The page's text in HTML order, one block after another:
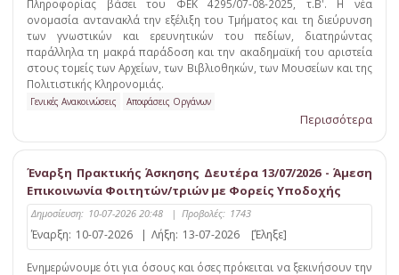
Πληροφορίας βάσει του ΦΕΚ 4295/07-08-2025, τ.Β'. Η νέα
ονομασία αντανακλά την εξέλιξη του Τμήματος και τη διεύρυνση
των γνωστικών και ερευνητικών του πεδίων, διατηρώντας
παράλληλα τη μακρά παράδοση και την ακαδημαϊκή του αριστεία
στους τομείς των Αρχείων, των Βιβλιοθηκών, των Μουσείων και της
Πολιτιστικής Κληρονομιάς.
Γενικές Ανακοινώσεις Αποφάσεις Οργάνων
Περισσότερα
Έναρξη Πρακτικής Άσκησης Δευτέρα 13/07/2026 - Άμεση
Επικοινωνία Φοιτητών/τριών με Φορείς Υποδοχής
Δημοσίευση: 10-07-2026 20:48 | Προβολές: 1743
Έναρξη: 10-07-2026 | Λήξη: 13-07-2026 [Έληξε]
Ενημερώνουμε ότι για όσους και όσες πρόκειται να ξεκινήσουν την